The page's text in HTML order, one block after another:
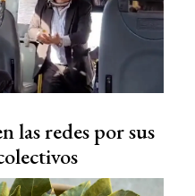
las redes por sus